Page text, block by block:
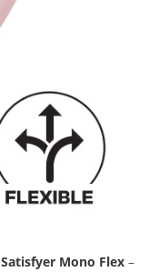
Satisfyer Mono Flex –